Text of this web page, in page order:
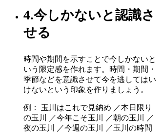
4.今しかないと認識さ
せる
時間や期間を示すことで今しかないと
いう限定感を作れます。時間・期間・
季節などを意識させて今を逃してはい
けないという印象を作りましょう。
例： 玉川はこれで見納め ／本日限り
の玉川 ／今年こそ玉川 ／朝の玉川 ／
夜の玉川 ／今週の玉川 ／玉川の時間